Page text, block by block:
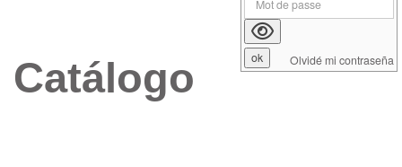
Catálogo Olvidé mi contraseña